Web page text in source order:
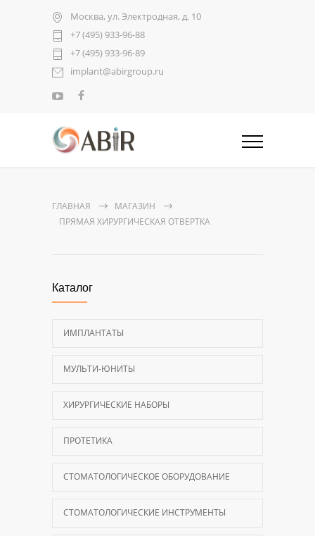
Москва, ул. Электродная, д. 10
+7 (495) 933-96-88
+7 (495) 933-96-89
implant@abirgroup.ru
ГЛАВНАЯ
МАГАЗИН
ПРЯМАЯ ХИРУРГИЧЕСКАЯ ОТВЕРТКА
Каталог
ИМПЛАНТАТЫ
МУЛЬТИ-ЮНИТЫ
ХИРУРГИЧЕСКИЕ НАБОРЫ
ПРОТЕТИКА
СТОМАТОЛОГИЧЕСКОЕ ОБОРУДОВАНИЕ
СТОМАТОЛОГИЧЕСКИЕ ИНСТРУМЕНТЫ